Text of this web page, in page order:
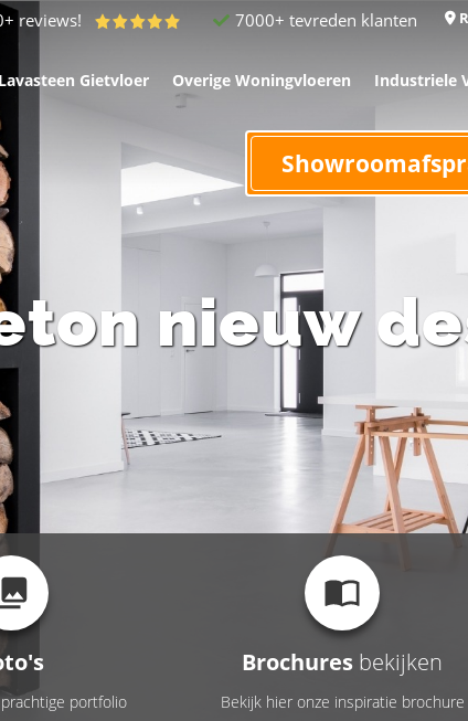
nieuw
portfolio
Brochures bekijken
Bekijk hier onze inspiratie brochure
reviews! 7000+ tevreden klanten
Lavasteen Gietvloer Overige Woningvloeren Industriele